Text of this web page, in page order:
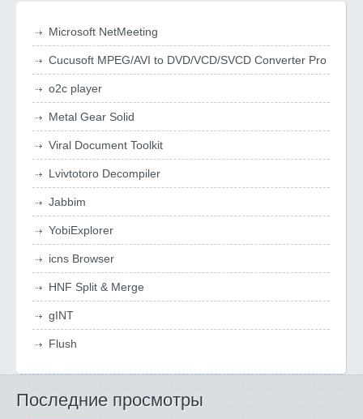
Microsoft NetMeeting
Cucusoft MPEG/AVI to DVD/VCD/SVCD Converter Pro
o2c player
Metal Gear Solid
Viral Document Toolkit
Lvivtotoro Decompiler
Jabbim
YobiExplorer
icns Browser
HNF Split & Merge
gINT
Flush
Последние просмотры